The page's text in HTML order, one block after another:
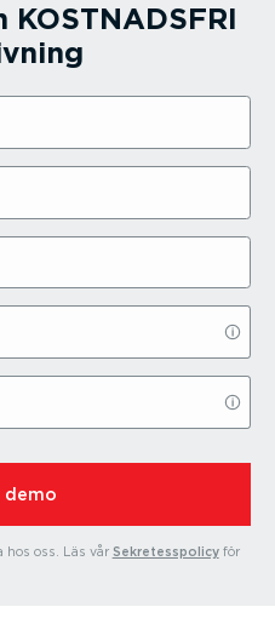
demo
hos oss. Läs vår Sekre­tes­spolicyför